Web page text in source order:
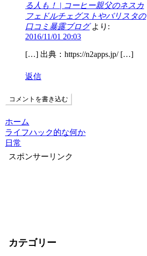
る人も！ | コーヒー親父のネスカ
フェドルチェグストやバリスタの
口コミ暴露ブログ より:
2016/11/01 20:03
[…] 出典：https://n2apps.jp/ […]
返信
コメントを書き込む
ホーム
ライフハック的な何か
日常
スポンサーリンク
カテゴリー